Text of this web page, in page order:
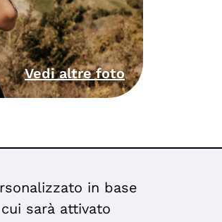
Vedi altre foto
in base
sarà attivato